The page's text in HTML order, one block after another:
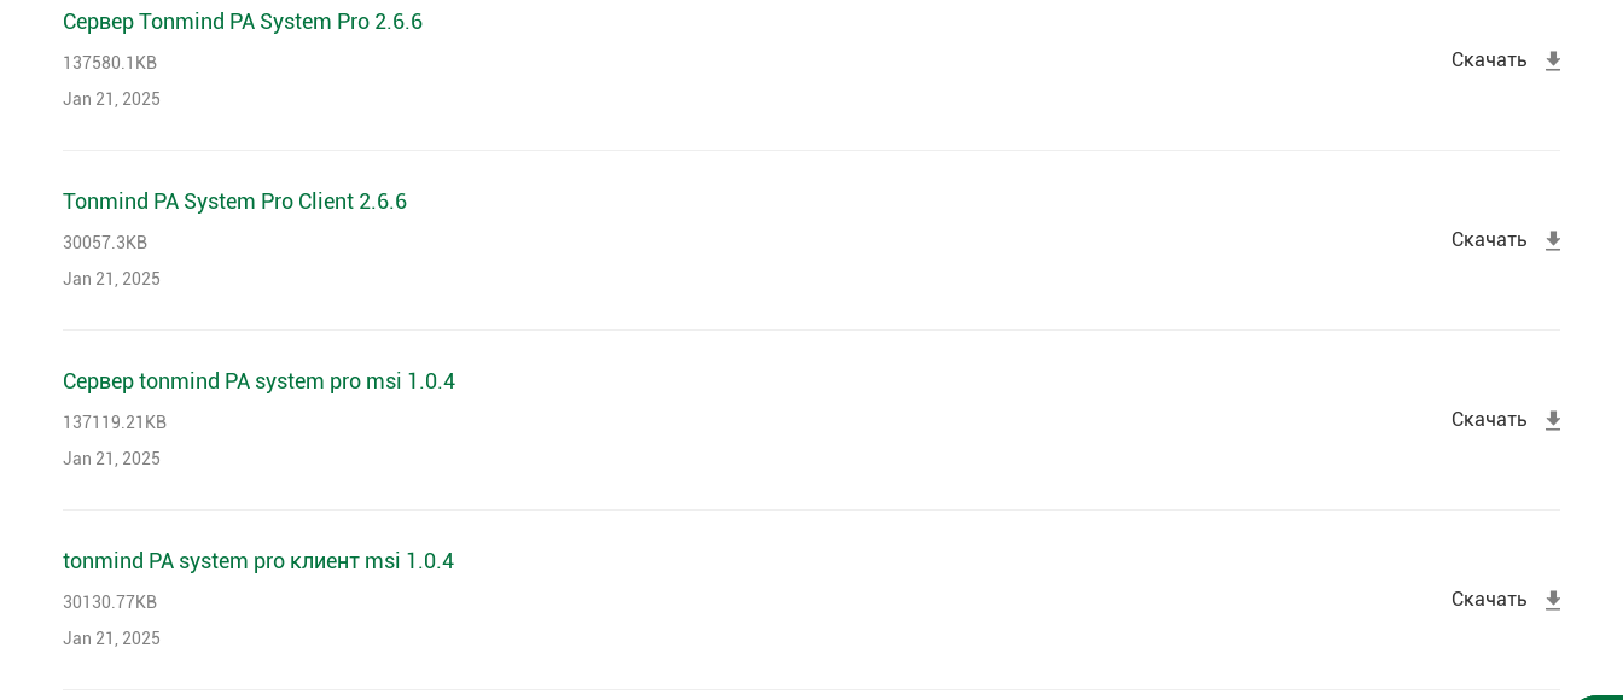
Сервер Tonmind PA System Pro 2.6.6
137580.1KB
Jan 21, 2025
Скачать
Tonmind PA System Pro Client 2.6.6
30057.3KB
Jan 21, 2025
Скачать
Сервер tonmind PA system pro msi 1.0.4
137119.21KB
Jan 21, 2025
Скачать
tonmind PA system pro клиент msi 1.0.4
30130.77KB
Jan 21, 2025
Скачать